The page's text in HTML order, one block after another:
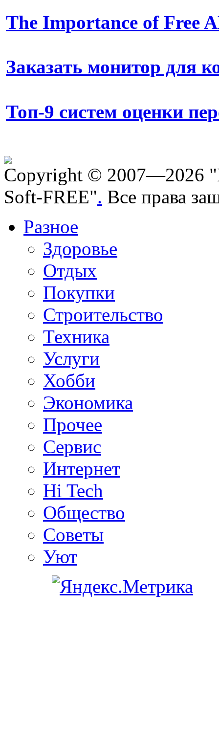
The Importance of Free
Заказать монитор для
Топ-9 систем оценки
Copyright © 2007—2026
Soft-FREE". Все права
Разное
Здоровье
Отдых
Покупки
Строительство
Техника
Услуги
Хобби
Экономика
Прочее
Сервис
Интернет
Hi Tech
Общество
Советы
Уют